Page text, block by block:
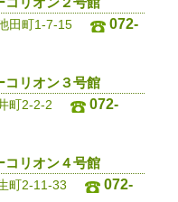
田町1-7-15
072-
コリオン３号館
町2-2-2
072-
コリオン４号館
町2-11-33
072-